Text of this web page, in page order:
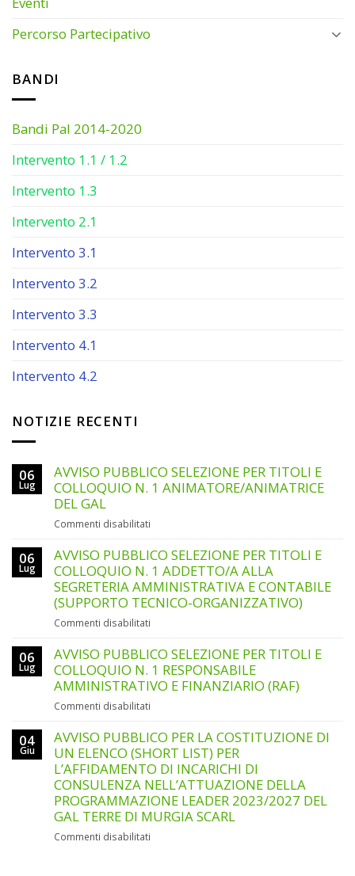
Percorso Partecipativo
BANDI
Bandi Pal 2014-2020
Intervento 1.1 / 1.2
Intervento 1.3
Intervento 2.1
Intervento 3.1
Intervento 3.2
Intervento 3.3
Intervento 4.1
Intervento 4.2
NOTIZIE RECENTI
06
Lug
AVVISO PUBBLICO SELEZIONE PER TITOLI E
COLLOQUIO N. 1 ANIMATORE/ANIMATRICE
DEL GAL
Commenti disabilitati
PUBBLICO
SELEZIONE
PER
TITOLI
E
1
ANIMATORE/ANIMATRICE
DEL
GAL
06
Lug
AVVISO PUBBLICO SELEZIONE PER TITOLI E
COLLOQUIO N. 1 ADDETTO/A ALLA
SEGRETERIA AMMINISTRATIVA E CONTABILE
(SUPPORTO TECNICO-ORGANIZZATIVO)
Commenti disabilitati
PUBBLICO
SELEZIONE
PER
TITOLI
N.
1
ADDETTO/A
ALLA
SEGRETERIA
AMMINISTRATIVA
E
06
Lug
AVVISO PUBBLICO SELEZIONE PER TITOLI E
COLLOQUIO N. 1 RESPONSABILE
AMMINISTRATIVO E FINANZIARIO (RAF)
Commenti disabilitati
PUBBLICO
SELEZIONE
PER
TITOLI
E
COLLOQUIO
N.
04
Giu
AVVISO PUBBLICO PER LA COSTITUZIONE DI
UN ELENCO (SHORT LIST) PER
L’AFFIDAMENTO DI INCARICHI DI
CONSULENZA NELL’ATTUAZIONE DELLA
PROGRAMMAZIONE LEADER 2023/2027 DEL
GAL TERRE DI MURGIA SCARL
Commenti disabilitati